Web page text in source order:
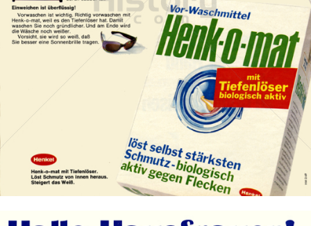
Henk-o-mat
Henkel Central Eastern Europe GmbH
1969
Bild-ID: 14101